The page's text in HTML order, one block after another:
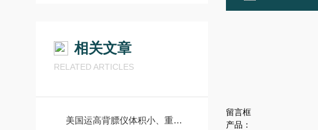
相关文章
RELATED ARTICLES
美国运高背膘仪体积小、重量轻，易于携带和操作
留言框
产品：